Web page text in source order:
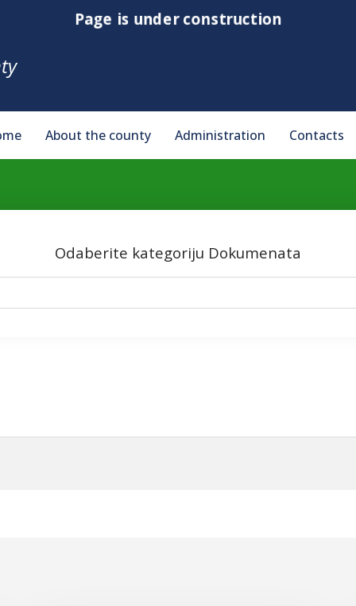
Page is under construction
About the county Administration Contacts
Odaberite kategoriju Dokumenata